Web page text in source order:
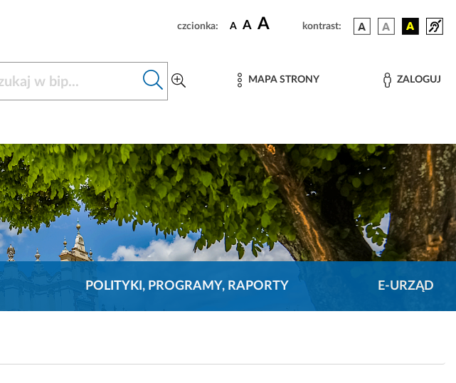
czcionka: A A A kontrast:
MAPA STRONY ZALOGUJ
POLITYKI, PROGRAMY, RAPORTY E-URZĄD